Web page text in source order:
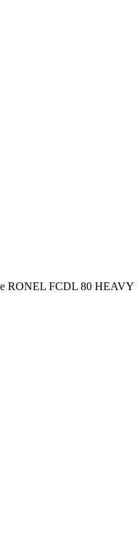
RONEL FCDL 80 HEAVY